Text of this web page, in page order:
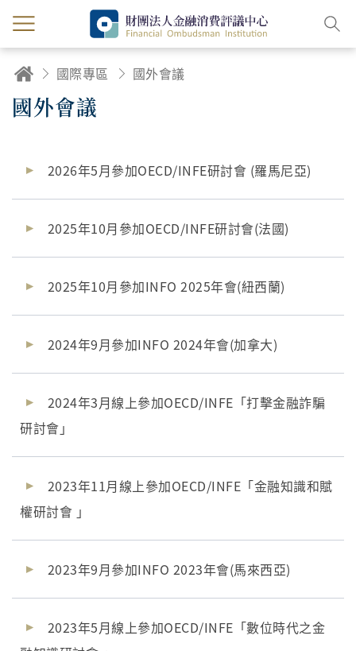
國際專區 國外會議
國外會議
2026年5月參加OECD/INFE研討會 (羅馬尼亞)
2025年10月參加OECD/INFE研討會(法國)
2025年10月參加INFO 2025年會(紐西蘭)
2024年9月參加INFO 2024年會(加拿大)
2024年3月線上參加OECD/INFE「打擊金融詐騙
研討會」
2023年11月線上參加OECD/INFE「金融知識和賦
權研討會 」
2023年9月參加INFO 2023年會(馬來西亞)
2023年5月線上參加OECD/INFE「數位時代之金